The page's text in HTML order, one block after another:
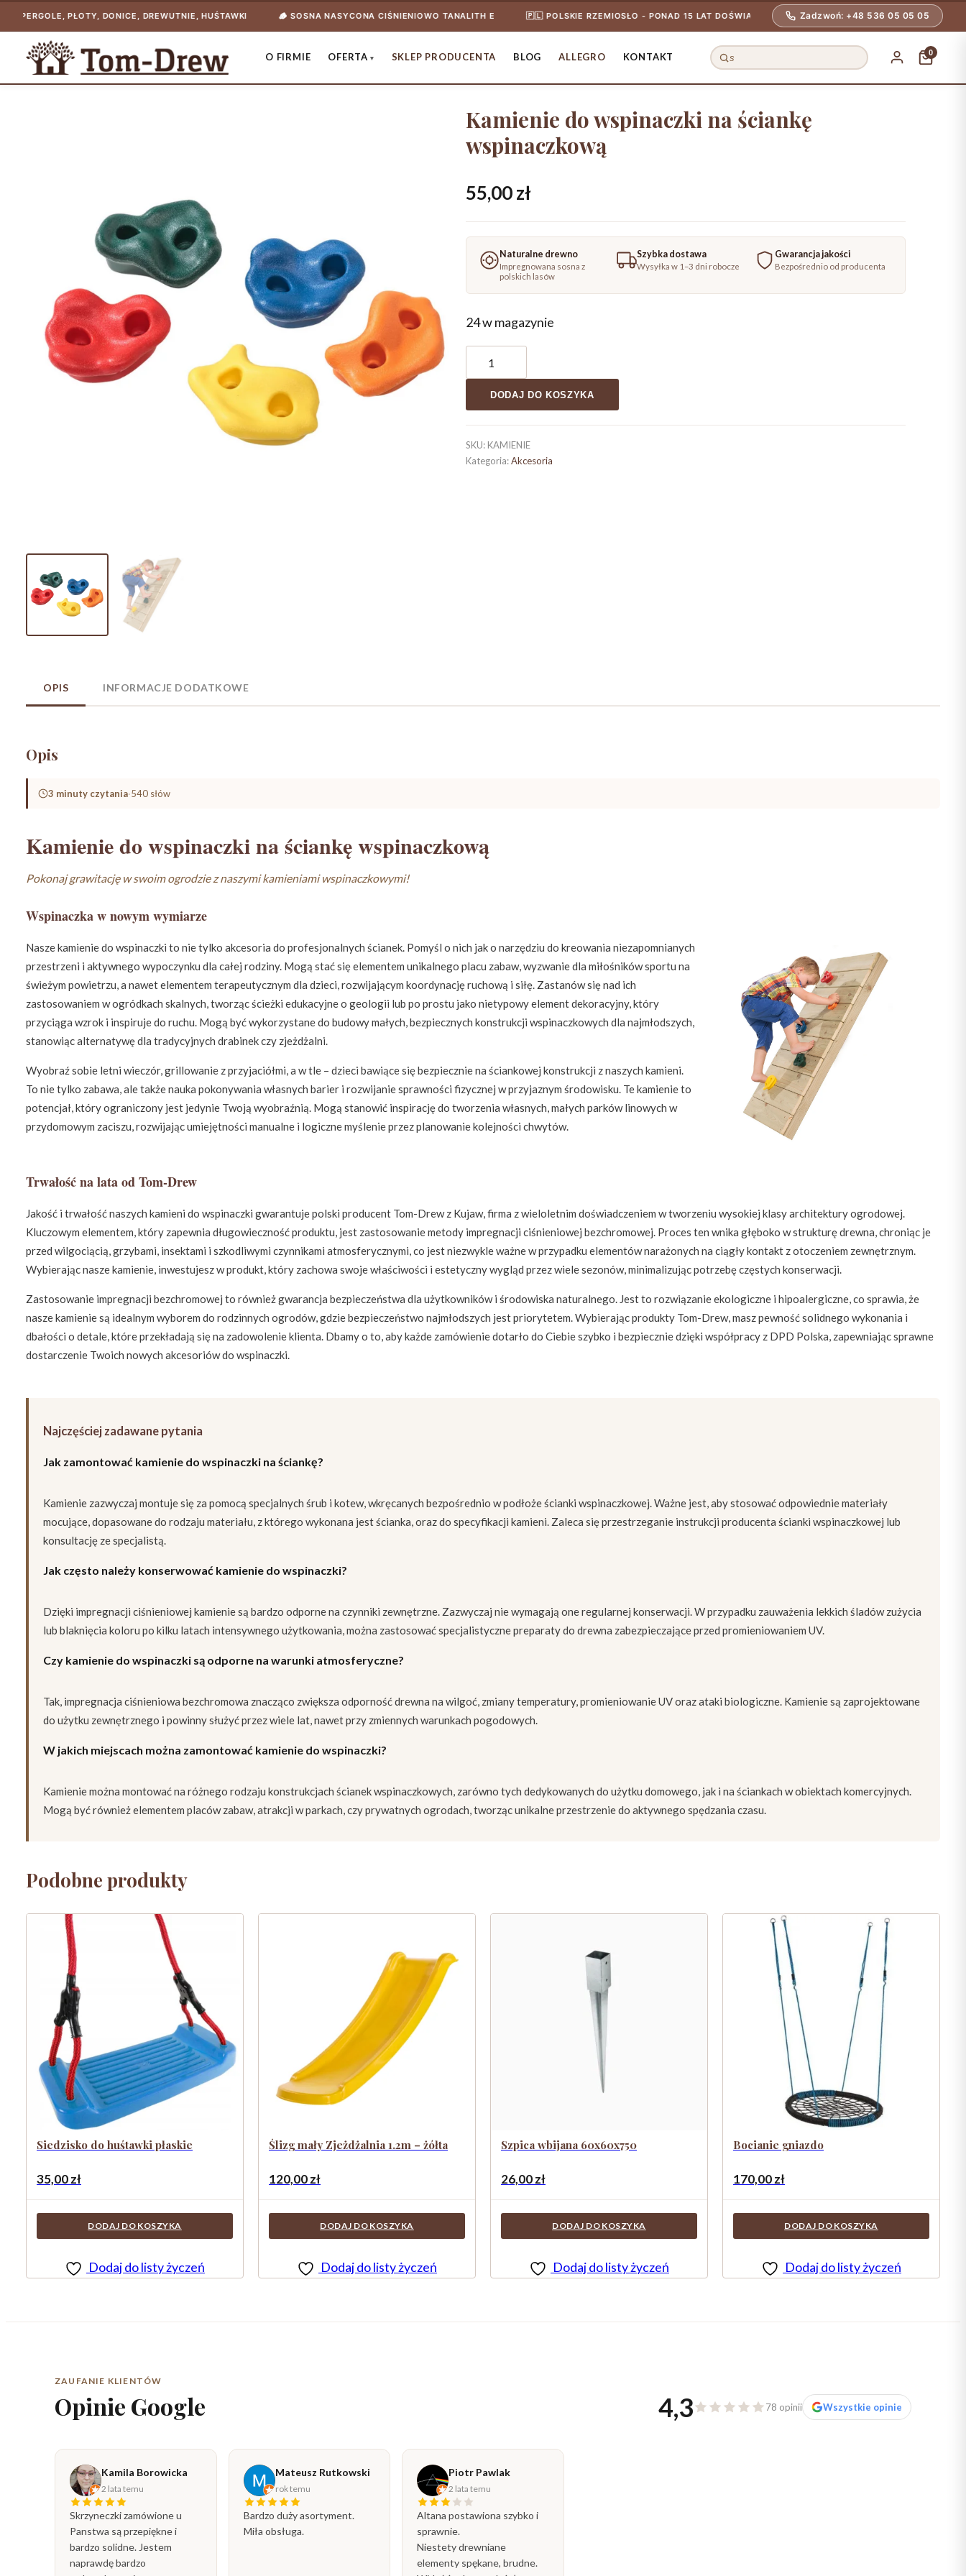
PŁOTY, DONICE, DREWUTNIE, HUŚTAWKI 🪵 SOSNA NASYCONA CIŚNIENIOWO TANALITH E 🇵🇱 POLSKIE RZEMIOSŁO - PONAD 15 LAT DOŚWIADCZENIA 🚚 BEZPIECZNA DOSTAWA NA TERENIE
Zadzwoń: +48 536 05 05 05
O FIRMIE OFERTA SKLEP PRODUCENTA BLOG ALLEGRO KONTAKT
Szukaj
produktów
0
Kamienie do wspinaczki na ściankę
wspinaczkową
55,00zł
Naturalne drewno
Impregnowana sosna z
polskich lasów
Szybka dostawa
Wysyłka w 1–3 dni robocze
Gwarancja jakości
Bezpośrednio od producenta
24 w magazynie
Kamienie
na
ściankę
DODAJ DO KOSZYKA
SKU: KAMIENIE
Kategoria:Akcesoria
OPIS INFORMACJE DODATKOWE
Opis
3 minuty czytania·540 słów
Kamienie do wspinaczki na ściankę wspinaczkową
Pokonaj grawitację w swoim ogrodzie z naszymi kamieniami wspinaczkowymi!
Wspinaczka w nowym wymiarze
Nasze kamienie do wspinaczki to nie tylko akcesoria do profesjonalnych ścianek. Pomyśl o nich jak o narzędziu do kreowania niezapomnianych
przestrzeni i aktywnego wypoczynku dla całej rodziny. Mogą stać się elementem unikalnego placu zabaw, wyzwanie dla miłośników sportu na
świeżym powietrzu, a nawet elementem terapeutycznym dla dzieci, rozwijającym koordynację ruchową i siłę. Zastanów się nad ich
zastosowaniem w ogródkach skalnych, tworząc ścieżki edukacyjne o geologii lub po prostu jako nietypowy element dekoracyjny, który
przyciąga wzrok i inspiruje do ruchu. Mogą być wykorzystane do budowy małych, bezpiecznych konstrukcji wspinaczkowych dla najmłodszych,
stanowiąc alternatywę dla tradycyjnych drabinek czy zjeżdżalni.
Wyobraź sobie letni wieczór, grillowanie z przyjaciółmi, a w tle – dzieci bawiące się bezpiecznie na ściankowej konstrukcji z naszych kamieni.
To nie tylko zabawa, ale także nauka pokonywania własnych barier i rozwijanie sprawności fizycznej w przyjaznym środowisku. Te kamienie to
potencjał, który ograniczony jest jedynie Twoją wyobraźnią. Mogą stanowić inspirację do tworzenia własnych, małych parków linowych w
przydomowym zaciszu, rozwijając umiejętności manualne i logiczne myślenie przez planowanie kolejności chwytów.
Trwałość na lata od Tom-Drew
Jakość i trwałość naszych kamieni do wspinaczki gwarantuje polski producent Tom-Drew z Kujaw, firma z wieloletnim doświadczeniem w tworzeniu wysokiej klasy architektury ogrodowej.
Kluczowym elementem, który zapewnia długowieczność produktu, jest zastosowanie metody impregnacji ciśnieniowej bezchromowej. Proces ten wnika głęboko w strukturę drewna, chroniąc je
przed wilgociącią, grzybami, insektami i szkodliwymi czynnikami atmosferycznymi, co jest niezwykle ważne w przypadku elementów narażonych na ciągły kontakt z otoczeniem zewnętrznym.
Wybierając nasze kamienie, inwestujesz w produkt, który zachowa swoje właściwości i estetyczny wygląd przez wiele sezonów, minimalizując potrzebę częstych konserwacji.
Zastosowanie impregnacji bezchromowej to również gwarancja bezpieczeństwa dla użytkowników i środowiska naturalnego. Jest to rozwiązanie ekologiczne i hipoalergiczne, co sprawia, że
nasze kamienie są idealnym wyborem do rodzinnych ogrodów, gdzie bezpieczeństwo najmłodszych jest priorytetem. Wybierając produkty Tom-Drew, masz pewność solidnego wykonania i
dbałości o detale, które przekładają się na zadowolenie klienta. Dbamy o to, aby każde zamówienie dotarło do Ciebie szybko i bezpiecznie dzięki współpracy z DPD Polska, zapewniając sprawne
dostarczenie Twoich nowych akcesoriów do wspinaczki.
Najczęściej zadawane pytania
Jak zamontować kamienie do wspinaczki na ściankę?
Kamienie zazwyczaj montuje się za pomocą specjalnych śrub i kotew, wkręcanych bezpośrednio w podłoże ścianki wspinaczkowej. Ważne jest, aby stosować odpowiednie materiały
mocujące, dopasowane do rodzaju materiału, z którego wykonana jest ścianka, oraz do specyfikacji kamieni. Zaleca się przestrzeganie instrukcji producenta ścianki wspinaczkowej lub
konsultację ze specjalistą.
Jak często należy konserwować kamienie do wspinaczki?
Dzięki impregnacji ciśnieniowej kamienie są bardzo odporne na czynniki zewnętrzne. Zazwyczaj nie wymagają one regularnej konserwacji. W przypadku zauważenia lekkich śladów zużycia
lub blaknięcia koloru po kilku latach intensywnego użytkowania, można zastosować specjalistyczne preparaty do drewna zabezpieczające przed promieniowaniem UV.
Czy kamienie do wspinaczki są odporne na warunki atmosferyczne?
Tak, impregnacja ciśnieniowa bezchromowa znacząco zwiększa odporność drewna na wilgoć, zmiany temperatury, promieniowanie UV oraz ataki biologiczne. Kamienie są zaprojektowane
do użytku zewnętrznego i powinny służyć przez wiele lat, nawet przy zmiennych warunkach pogodowych.
W jakich miejscach można zamontować kamienie do wspinaczki?
Kamienie można montować na różnego rodzaju konstrukcjach ścianek wspinaczkowych, zarówno tych dedykowanych do użytku domowego, jak i na ściankach w obiektach komercyjnych.
Mogą być również elementem placów zabaw, atrakcji w parkach, czy prywatnych ogrodach, tworząc unikalne przestrzenie do aktywnego spędzania czasu.
Podobne produkty
Siedzisko do huśtawki płaskie
35,00zł
DODAJ DO KOSZYKA
Dodaj do listy życzeń
Ślizg mały Zjeżdżalnia 1.2m – żółta
120,00zł
DODAJ DO KOSZYKA
Dodaj do listy życzeń
Szpica wbijana 60x60x750
26,00zł
DODAJ DO KOSZYKA
Dodaj do listy życzeń
Bocianie gniazdo
170,00zł
DODAJ DO KOSZYKA
Dodaj do listy życzeń
ZAUFANIE KLIENTÓW
Opinie Google 4,3 78 opinii Wszystkie opinie
Kamila Borowicka
2 lata temu
Skrzyneczki zamówione u
Panstwa są przepiękne i
bardzo solidne. Jestem
naprawdę bardzo
Mateusz Rutkowski
rok temu
Bardzo duży asortyment.
Miła obsługa.
Piotr Pawlak
2 lata temu
Altana postawiona szybko i
sprawnie.
Niestety drewniane
elementy spękane, brudne.